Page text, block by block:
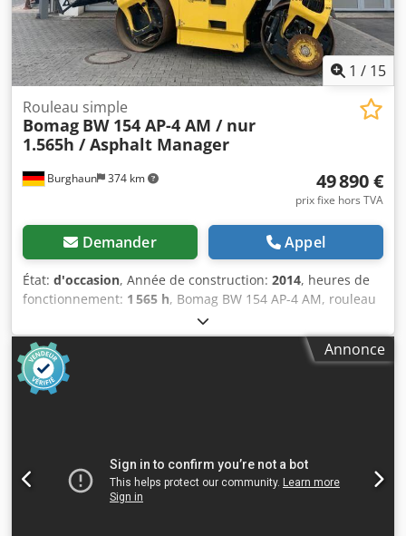
1 / 15
Burghaun 374 km
Rouleau simple
Bomag BW 154 AP-4 AM / nur
1.565h / Asphalt Manager
49 890 €
prix fixe hors TVA
Demander Appel
État: d'occasion, Année de construction: 2014, heures de
fonctionnement: 1 565 h, Bomag BW 154 AP-4 AM, rouleau
compacteur, année de fabrication : 2014, heures de
fonctionnement : seulement 1 565 h, moteur : Kubota
[55,4 kW/75 ch], Asphalt Manager 2, épandeur Bomag,
coupe-asphalte à droite, poids : 7 300 kg, bandage de
cylindre à surface lisse, bon état, prêt à l’emploi, Sur
notre site web. Sous réserve d’erreurs et de vente
préalable ! Dcjdpfx Ajzpdh Uoi Dek Location possible. =
Informations complémentaires = Pour obtenir de plus
Annonce